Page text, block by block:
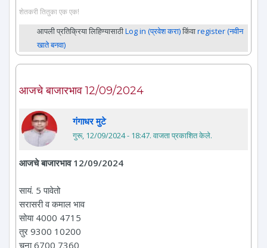
शेतकरी तितुका एक एक!
आपली प्रतिक्रिया लिहिण्यासाठीLog in (प्रवेश करा)किंवाregister (नवीन
खाते बनवा)
आजचे बाजारभाव 12/09/2024
गंगाधर मुटे
गुरू, 12/09/2024 - 18:47. वाजता प्रकाशित केले.
आजचे बाजारभाव 12/09/2024
सायं. 5 पावेतो
सरासरी व कमाल भाव
सोया 4000 4715
तुर 9300 10200
चना 6700 7360